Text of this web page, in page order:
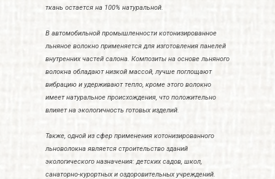
ткань остается на 100% натуральной.
В автомобильной промышленности котонизированное
льняное волокно применяется для изготовления панелей
внутренних частей салона. Композиты на основе льняного
волокна обладают низкой массой, лучше поглощают
вибрацию и удерживают тепло, кроме этого волокно
имеет натуральное происхождения, что положительно
влияет на экологичность готовых изделий.
Также, одной из сфер применения котонизированного
льноволокна является строительство зданий
экологического назначения: детских садов, школ,
санаторно-курортных и оздоровительных учреждений.